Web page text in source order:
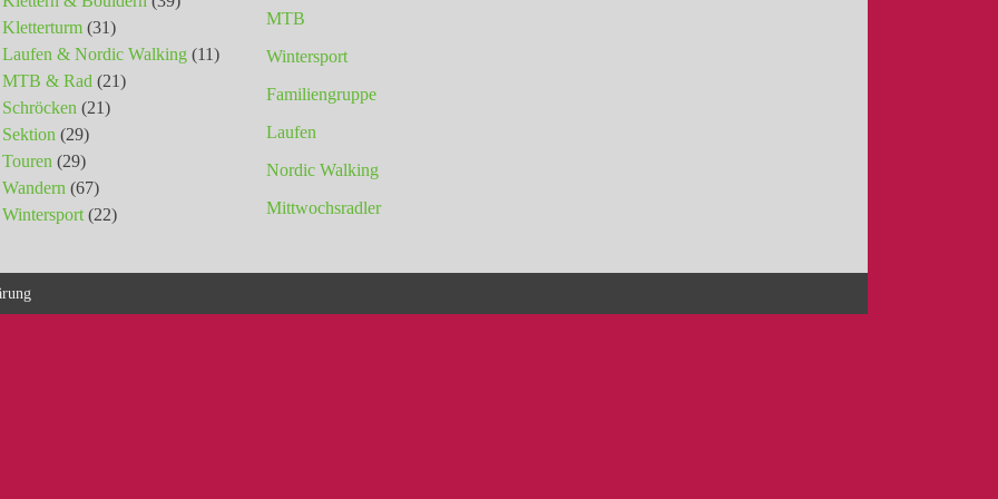
Kletterturm(31)
Laufen & Nordic Walking(11)
MTB & Rad (21)
Schröcken (21)
Sektion (29)
Touren (29)
Wandern (67)
Wintersport(22)
MTB
Wintersport
Familiengruppe
Laufen
Nordic Walking
Mittwochsradler